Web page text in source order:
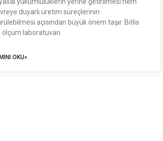
duyarlı üretim süreçlerinin
açısından büyük önem taşır. Bitlis
ölçüm laboratuvarı
OKU»